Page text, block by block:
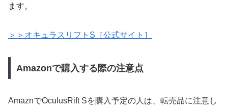
ます。
＞＞オキュラスリフトS［公式サイト］
Amazonで購入する際の注意点
AmaznでOculusRift Sを購入予定の人は、転売品に注意し